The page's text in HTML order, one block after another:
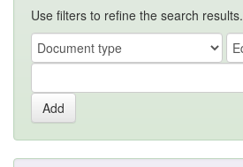
Use filters to refine the search results.